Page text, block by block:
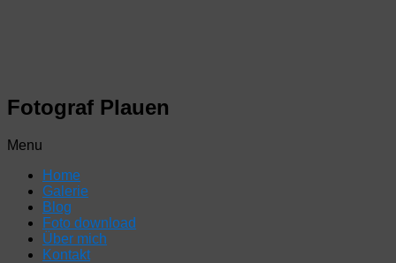
Fotograf Plauen
Menu
Home
Galerie
Blog
Foto download
Über mich
Kontakt